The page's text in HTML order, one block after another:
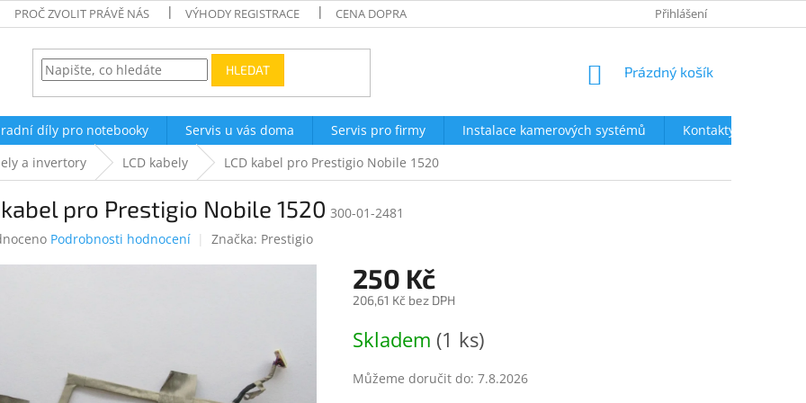
PROČ ZVOLIT PRÁVĚ NÁS VÝHODY REGISTRACE CENA DOPRAVY OBCHODNÍ PODMÍNKY
Přihlášení
HLEDAT
NÁKUPNÍ
Prázdný košík
díly pro notebooky Servis u vás doma Servis pro firmy Instalace kamerových systémů
Kontakty
a invertory LCD kabely LCD kabel pro Prestigio Nobile 1520
kabel pro Prestigio Nobile 1520 300-01-2481
Podrobnosti hodnocení Značka: Prestigio
250 Kč
206,61 Kč bez DPH
cena:
Skladem (1 ks)
Můžeme doručit do: 7.8.2026